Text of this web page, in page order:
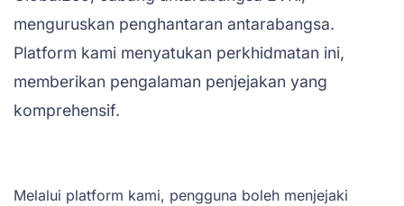
menguruskan penghantaran antarabangsa.
Platform kami menyatukan perkhidmatan ini,
memberikan pengalaman penjejakan yang
komprehensif.
Melalui platform kami, pengguna boleh menjejaki